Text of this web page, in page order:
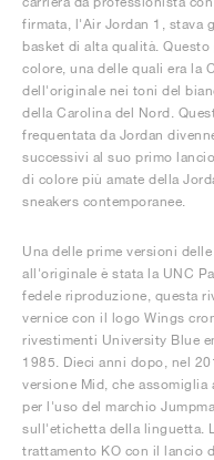
firmata, l'Air Jordan 1, stava
basket di alta qualità.
colore, una delle quali era la
dell'originale nei toni del
della Carolina del Nord.
frequentata da Jordan
successivi al suo primo
di colore più amate della
sneakers contemporanee.
Una delle prime versioni
all'originale è stata la UNC
fedele riproduzione, questa
vernice con il logo Wings
rivestimenti University Blue
1985. Dieci anni dopo, nel
versione Mid, che
per l'uso del marchio
sull'etichetta della linguetta.
trattamento KO con il lancio